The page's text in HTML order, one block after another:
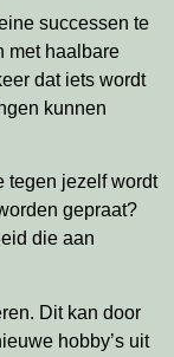
successen te
met haalbare
dat iets wordt
kunnen
tegen jezelf wordt
gepraat?
die aan
Dit kan door
hobby’s uit